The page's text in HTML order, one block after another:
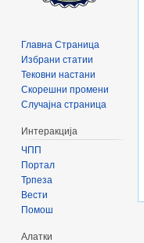
Главна Страница
Избрани статии
Тековни настани
Скорешни промени
Случајна страница
Интеракција
ЧПП
Портал
Трпеза
Вести
Помош
Алатки